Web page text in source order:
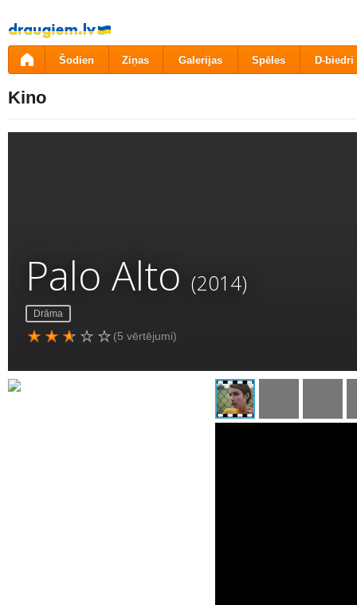
Pāriet
uz
saturu
Šodien Ziņas Galerijas Spēles D-biedri
Kino
Palo Alto (2014)
Drāma
(5 vērtējumi)